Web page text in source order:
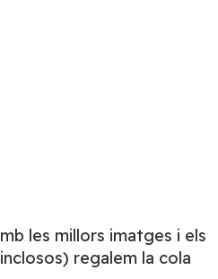
les millors imatges i els
regalem la cola